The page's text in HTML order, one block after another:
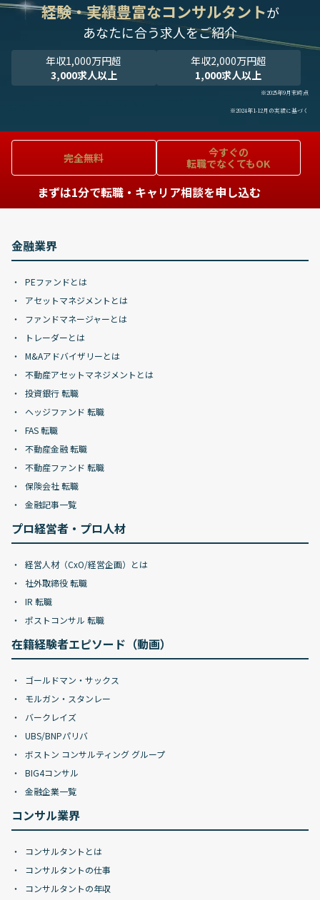
経験・実績豊富なコンサルタントが
あなたに合う求人をご紹介
年収1,000万円超
3,000求人以上
年収2,000万円超
1,000求人以上
※2025年9月末時点
※2024年1-12月の実績に基づく
完全無料
今すぐの
転職でなくてもOK
まずは1分で転職・キャリア相談を申し込む
金融業界
PEファンドとは
アセットマネジメントとは
ファンドマネージャーとは
トレーダーとは
M&Aアドバイザリーとは
不動産アセットマネジメントとは
投資銀行 転職
ヘッジファンド 転職
FAS 転職
不動産金融 転職
不動産ファンド 転職
保険会社 転職
金融記事一覧
プロ経営者・プロ人材
経営人材（CxO/経営企画）とは
社外取締役 転職
IR 転職
ポストコンサル 転職
在籍経験者エピソード（動画）
ゴールドマン・サックス
モルガン・スタンレー
バークレイズ
UBS/BNPパリバ
ボストン コンサルティング グループ
BIG4コンサル
金融企業一覧
コンサル業界
コンサルタントとは
コンサルタントの仕事
コンサルタントの年収